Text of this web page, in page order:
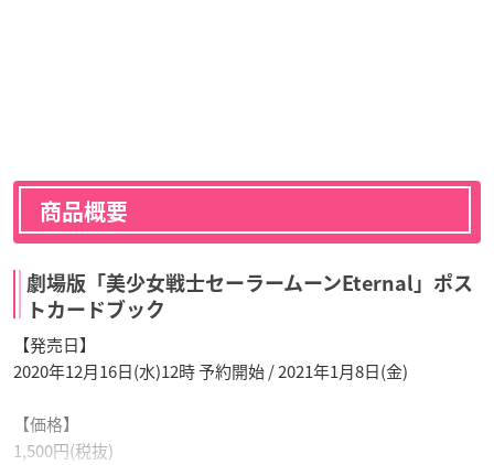
商品概要
劇場版「美少女戦士セーラームーンEternal」ポス
トカードブック
【発売日】
2020年12月16日(水)12時 予約開始 / 2021年1月8日(金)
【価格】
1,500円(税抜)